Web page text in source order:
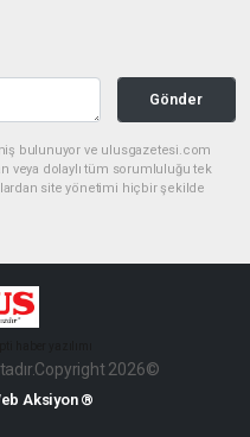
Gönder
bulunuyor ve ulusgazetesi.com
veya dolaylı tüm sorumluluğu tek
site yönetimi hiçbir şekilde
2026©
Aksiyon ®